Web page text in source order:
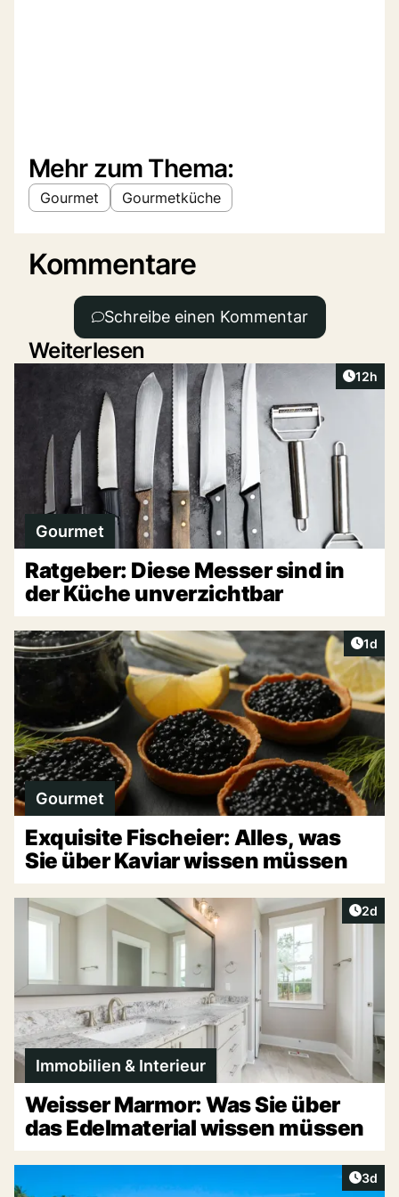
Mehr zum Thema:
Gourmet Gourmetküche
Kommentare
Schreibe einen Kommentar
Weiterlesen
Artikel
12h
Gourmet
Ratgeber: Diese Messer sind in
der Küche unverzichtbar
1d
Gourmet
Exquisite Fischeier: Alles, was
Sie über Kaviar wissen müssen
2d
Immobilien & Interieur
Weisser Marmor: Was Sie über
das Edelmaterial wissen müssen
3d